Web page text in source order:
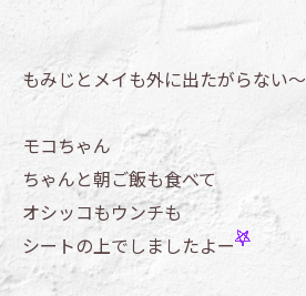
もみじとメイも外に出たがらない～
モコちゃん
ちゃんと朝ご飯も食べて
オシッコもウンチも
シートの上でしましたよー